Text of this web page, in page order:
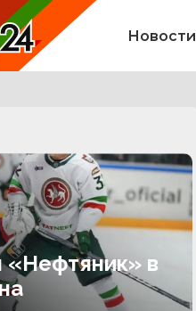
Новости
«Нефтяник» в